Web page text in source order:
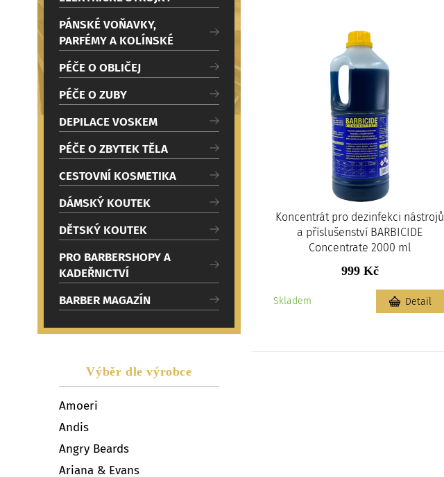
PÁNSKÉ VOŇAVKY,
PARFÉMY A KOLÍNSKÉ
PÉČE O OBLIČEJ
PÉČE O ZUBY
DEPILACE VOSKEM
PÉČE O ZBYTEK TĚLA
CESTOVNÍ KOSMETIKA
DÁMSKÝ KOUTEK
DĚTSKÝ KOUTEK
PRO BARBERSHOPY A
KADEŘNICTVÍ
BARBER MAGAZÍN
Výběr dle výrobce
Amoeri
Andis
Angry Beards
Ariana & Evans
Koncentrát pro dezinfekci nástrojů
a příslušenství BARBICIDE
Concentrate 2000 ml
999 Kč
Skladem Detail